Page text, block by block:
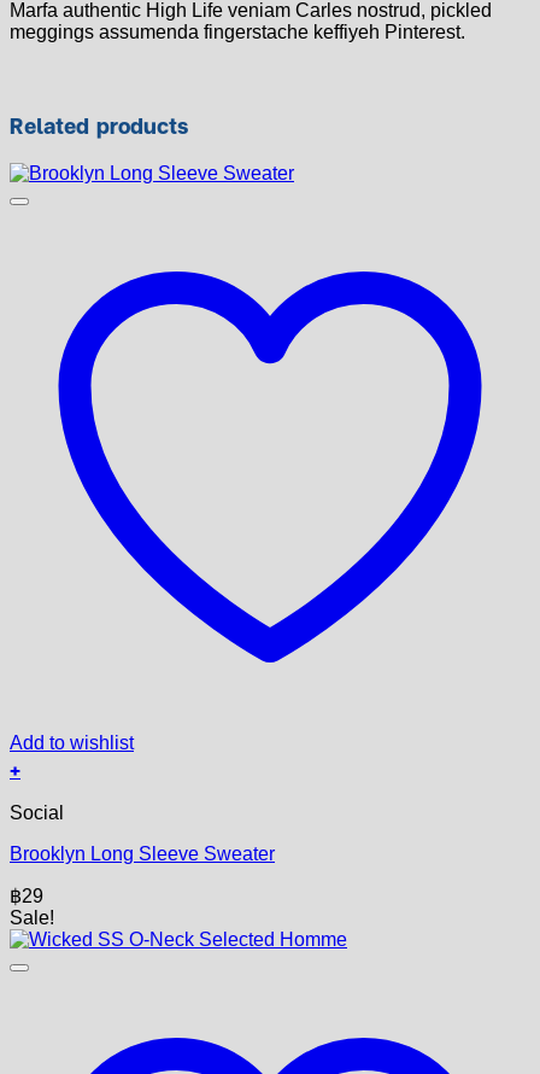
Marfa authentic High Life veniam Carles nostrud, pickled
meggings assumenda fingerstache keffiyeh Pinterest.
Related products
Add to wishlist
+
Social
Brooklyn Long Sleeve Sweater
฿29
Sale!